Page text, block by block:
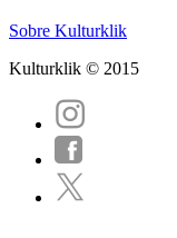
Sobre Kulturklik
Kulturklik © 2015